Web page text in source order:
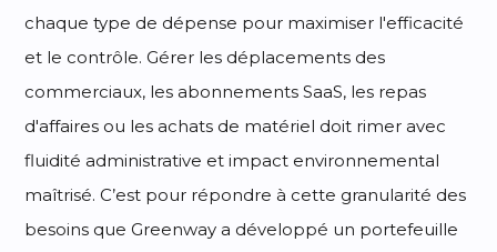
chaque type de dépense pour maximiser l'efficacité
et le contrôle. Gérer les déplacements des
commerciaux, les abonnements SaaS, les repas
d'affaires ou les achats de matériel doit rimer avec
fluidité administrative et impact environnemental
maîtrisé. C’est pour répondre à cette granularité des
besoins que Greenway a développé un portefeuille